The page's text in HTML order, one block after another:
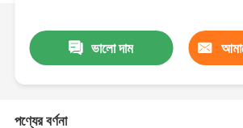
ভালো দাম
পণ্যের বর্ণনা